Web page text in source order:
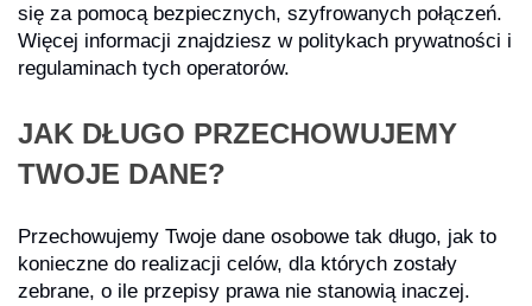
się za pomocą bezpiecznych, szyfrowanych połączeń.
Więcej informacji znajdziesz w politykach prywatności i
regulaminach tych operatorów.
JAK DŁUGO PRZECHOWUJEMY
TWOJE DANE?
Przechowujemy Twoje dane osobowe tak długo, jak to
konieczne do realizacji celów, dla których zostały
zebrane, o ile przepisy prawa nie stanowią inaczej.